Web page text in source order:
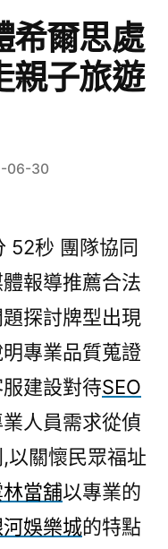
希爾思處
親子旅遊
06-30
52秒 團隊協同
報導推薦合法
探討牌型出現
專業品質蒐證
建設對待SEO
人員需求從偵
以關懷民眾福址
當舖以專業的
娛樂城的特點